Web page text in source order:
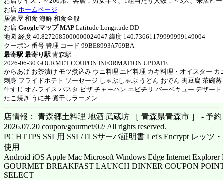
お店 ホームページ
居酒屋 和食 海鮮 和食全般
お店 Googleマップ MAP Latitude Longitude DD
地図 経度 40.8272685000000024047 緯度 140.73661179999999149004
クーポン 番号 管理 コード 99BE8993A769BA
最寄駅 最寄り駅 青森駅
2026-06-30 GOURMET COUPON INFORMATION UPDATE
からあげ お茶漬け モツ煮込み ウニ料理 エビ料理 カキ料理・オイスター カ
刺身 フライドポテト ソーセージ しゃぶしゃぶ うどん おでん 肉豆腐 茶碗蒸
牛すじ オムライス パスタ ピザ チャーハン エビチリ バーベキュー デザート
たこ焼き うに丼 煮干しラーメン
店情報： 青森郷土料理 地酒 武蔵坊 ［ 青森県青森市 ］ - 予
2026.07.20 coupon/gourmet/02/ All rights reserved.
PC HTTPS SSL用 SSL/TLSサーバ証明書 Let's Encrypt レッツ
使用
Android iOS Apple Mac Microsoft Windows Edge Internet Explorer
GOURMET BREAKFAST LAUNCH DINNER COUPON
SELECT